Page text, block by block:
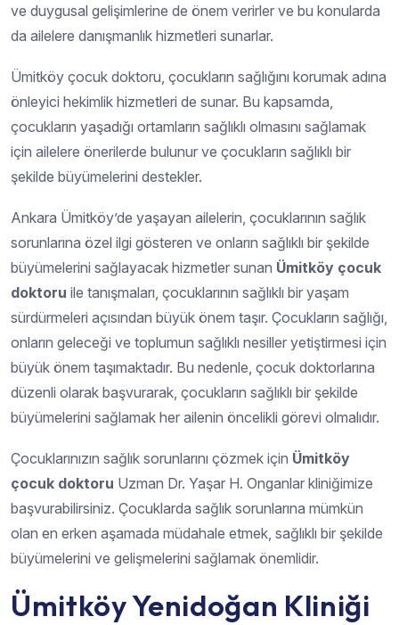
ve duygusal gelişimlerine de önem verirler ve bu konularda
da ailelere danışmanlık hizmetleri sunarlar.
Ümitköy çocuk doktoru, çocukların sağlığını korumak adına
önleyici hekimlik hizmetleri de sunar. Bu kapsamda,
çocukların yaşadığı ortamların sağlıklı olmasını sağlamak
için ailelere önerilerde bulunur ve çocukların sağlıklı bir
şekilde büyümelerini destekler.
Ankara Ümitköy’de yaşayan ailelerin, çocuklarının sağlık
sorunlarına özel ilgi gösteren ve onların sağlıklı bir şekilde
büyümelerini sağlayacak hizmetler sunan Ümitköy çocuk
doktoru ile tanışmaları, çocuklarının sağlıklı bir yaşam
sürdürmeleri açısından büyük önem taşır. Çocukların sağlığı,
onların geleceği ve toplumun sağlıklı nesiller yetiştirmesi için
büyük önem taşımaktadır. Bu nedenle, çocuk doktorlarına
düzenli olarak başvurarak, çocukların sağlıklı bir şekilde
büyümelerini sağlamak her ailenin öncelikli görevi olmalıdır.
Çocuklarınızın sağlık sorunlarını çözmek için Ümitköy
çocuk doktoru Uzman Dr. Yaşar H. Onganlar kliniğimize
başvurabilirsiniz. Çocuklarda sağlık sorunlarına mümkün
olan en erken aşamada müdahale etmek, sağlıklı bir şekilde
büyümelerini ve gelişmelerini sağlamak önemlidir.
Ümitköy Yenidoğan Kliniği